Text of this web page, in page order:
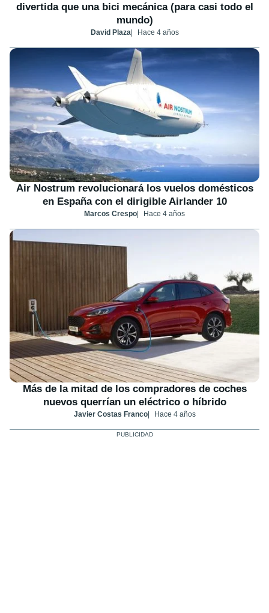
divertida que una bici mecánica (para casi todo el
mundo)
David Plaza Hace 4 años
Air Nostrum revolucionará los vuelos domésticos
en España con el dirigible Airlander 10
Marcos Crespo Hace 4 años
Más de la mitad de los compradores de coches
nuevos querrían un eléctrico o híbrido
Javier Costas Franco Hace 4 años